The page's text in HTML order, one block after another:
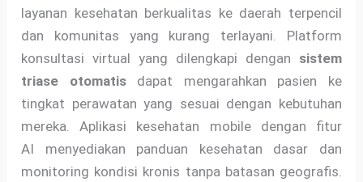
layanan kesehatan berkualitas ke daerah terpencil
dan komunitas yang kurang terlayani. Platform
konsultasi virtual yang dilengkapi dengan sistem
triase otomatisdapat mengarahkan pasien ke
tingkat perawatan yang sesuai dengan kebutuhan
mereka. Aplikasi kesehatan mobile dengan fitur
AI menyediakan panduan kesehatan dasar dan
monitoring kondisi kronis tanpa batasan geografis.